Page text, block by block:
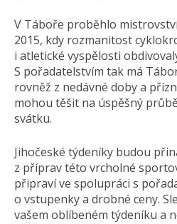
V Táboře proběhlo
2015, kdy rozmanitost
i atletické vyspělosti
S pořadatelstvím tak má
rovněž z nedávné doby a
mohou těšit na úspěšný
svátku.
Jihočeské týdeníky budou
z příprav této vrcholné
připraví ve spolupráci s
o vstupenky a drobné ceny.
vašem oblíbeném týdeníku a